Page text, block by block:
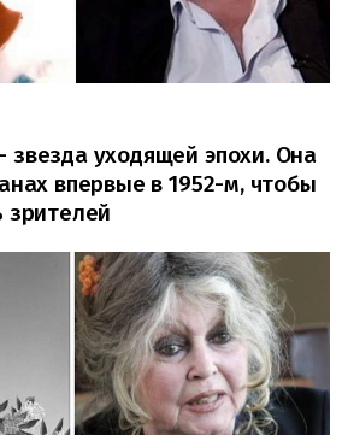
уходящей эпохи. Она
впервые в 1952-м, чтобы
зрителей